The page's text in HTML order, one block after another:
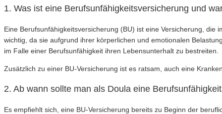
1. Was ist eine Berufsunfähigkeitsversicherung und
Eine Berufsunfähigkeitsversicherung (BU) ist eine Versicherung,
wichtig, da sie aufgrund ihrer körperlichen und emotionalen
im Falle einer Berufsunfähigkeit ihren Lebensunterhalt zu bestreiten.
Zusätzlich zu einer BU-Versicherung ist es ratsam, auch eine
2. Ab wann sollte man als Doula eine
Es empfiehlt sich, eine BU-Versicherung bereits zu Beginn der